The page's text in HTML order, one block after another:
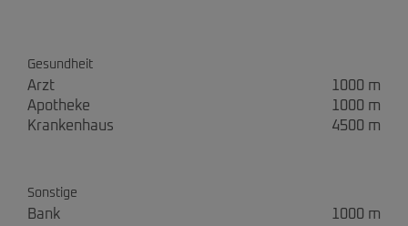
Gesundheit
Arzt
1000 m
Apotheke
1000 m
Krankenhaus
4500 m
Sonstige
Bank
1000 m